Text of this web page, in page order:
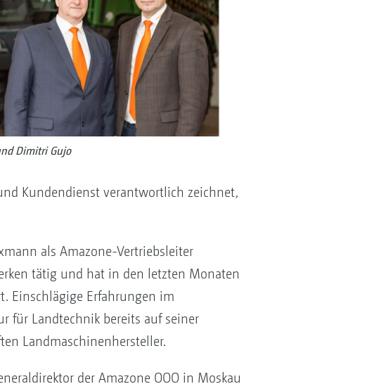
Dimitri Gujo
Kundendienst verantwortlich zeichnet,
als Amazone-Vertriebsleiter
tätig und hat in den letzten Monaten
Einschlägige Erfahrungen im
für Landtechnik bereits auf seiner
Landmaschinenhersteller.
der Amazone OOO in Moskau